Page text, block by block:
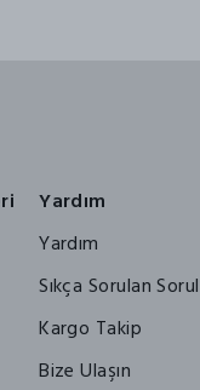
Yardım
Yardım
Sıkça Sorulan
Kargo Takip
Bize Ulaşın